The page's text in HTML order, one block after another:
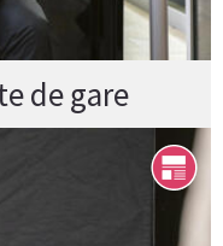
de gare